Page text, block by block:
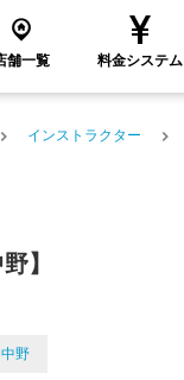
舗一覧 料金システム
インストラクター
】
中野